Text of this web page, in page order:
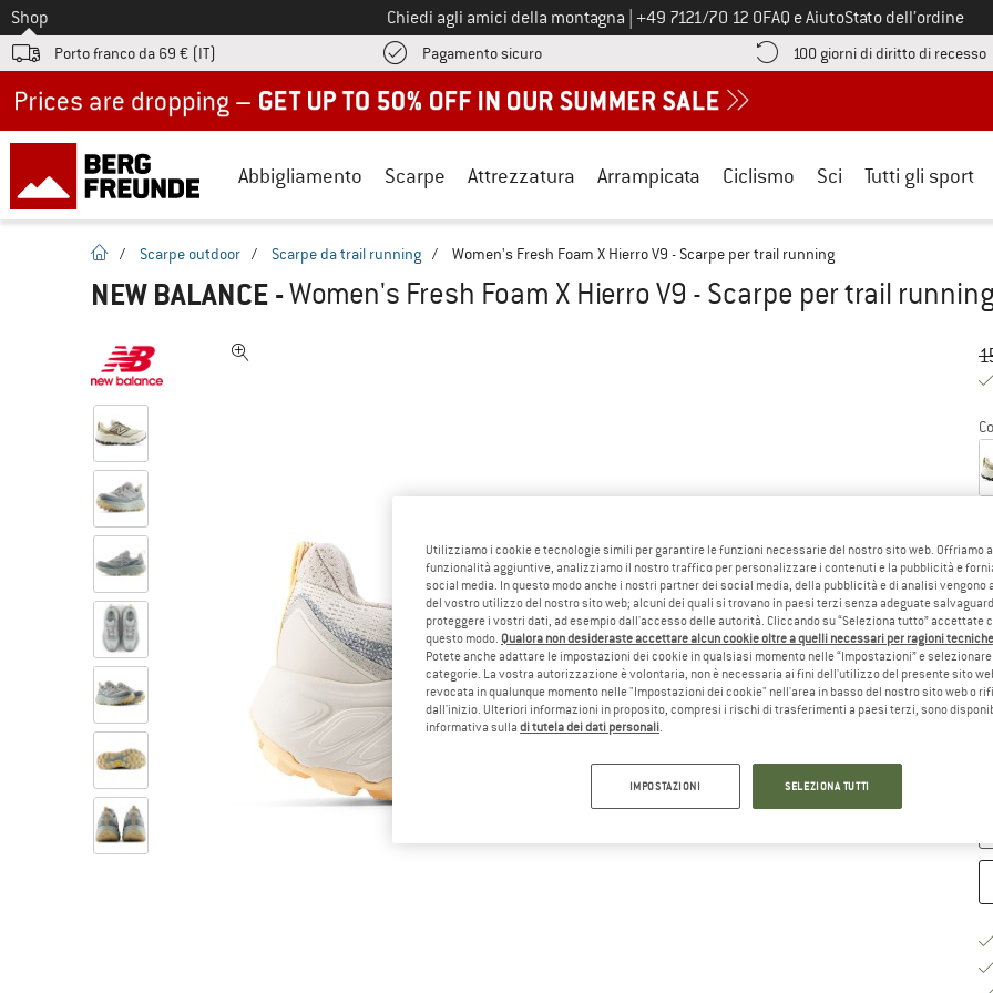
Allo
Shop Chiedi agli amici della montagna Chiamaci al numero
+49 7121/70 12 0FAQ e AiutoStato dell’ordine
Porto franco da 69 € (IT) Pagamento sicuroQui trovi le informazioni di pagamento! Si apre in una casella
100 giorni di diritto di recesso
Abbigliamento Scarpe Attrezzatura Arrampicata Ciclismo Sci Tutti gli sport
pagina iniziale
/ Scarpe outdoor / Scarpe da trail running / Women's Fresh Foam X Hierro V9 - Scarpe per trail running
NEW BALANCE -Women's Fresh Foam X Hierro V9 - Scarpe per trail running
Utilizziamo i cookie e tecnologie simili per garantire le funzioni necessarie del nostro sito web. Offriamo
funzionalità aggiuntive, analizziamo il nostro traffico per personalizzare i contenuti e la pubblicità e
social media. In questo modo anche i nostri partner dei social media, della pubblicità e di analisi vengono
del vostro utilizzo del nostro sito web; alcuni dei quali si trovano in paesi terzi senza adeguate
proteggere i vostri dati, ad esempio dall'accesso delle autorità. Cliccando su “Seleziona tutto” accettate
questo modo. Qualora non desideraste accettare alcun cookie oltre a quelli necessari per ragioni
Potete anche adattare le impostazioni dei cookie in qualsiasi momento nelle “Impostazioni” e
categorie. La vostra autorizzazione è volontaria, non è necessaria ai fini dell'utilizzo del presente sito
revocata in qualunque momento nelle "Impostazioni dei cookie" nell'area in basso del nostro sito web o
dall'inizio. Ulteriori informazioni in proposito, compresi i rischi di trasferimenti a paesi terzi, sono
informativa sulla di tutela dei dati personali.
IMPOSTAZIONI SELEZIONA TUTTI